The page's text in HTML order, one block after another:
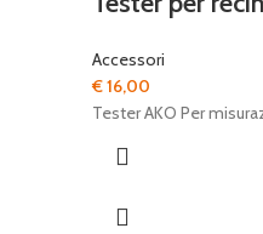
Accessori
€16,00
Tester AKO Per